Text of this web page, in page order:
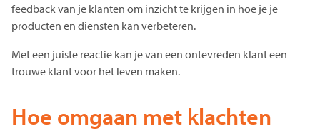
feedback van je klanten om inzicht te krijgen in hoe je je
producten en diensten kan verbeteren.
Met een juiste reactie kan je van een ontevreden klant een
trouwe klant voor het leven maken.
Hoe omgaan met klachten